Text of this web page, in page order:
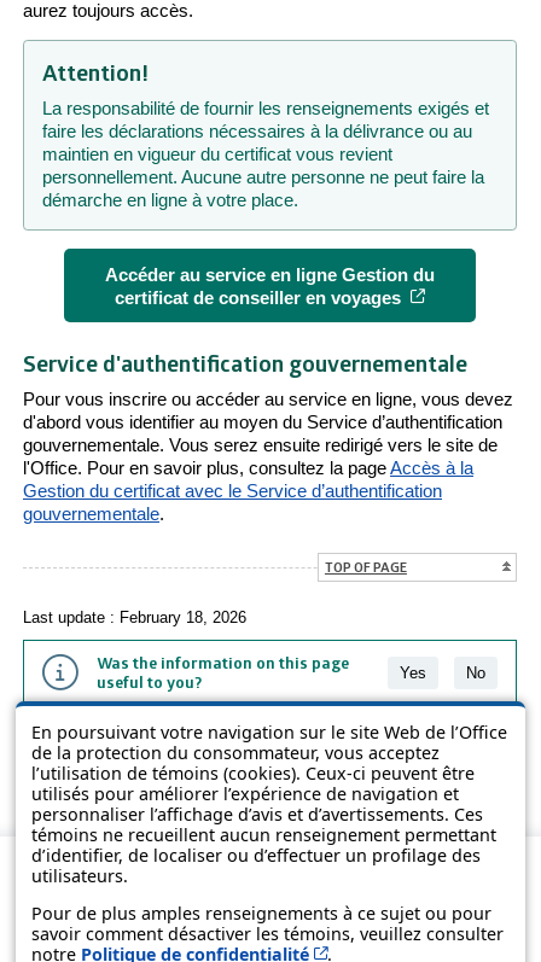
En poursuivant votre navigation sur le site Web de l’Office
de la protection du consommateur, vous acceptez
l’utilisation de témoins (cookies). Ceux-ci peuvent être
utilisés pour améliorer l’expérience de navigation et
personnaliser l’affichage d’avis et d’avertissements. Ces
témoins ne recueillent aucun renseignement permettant
d’identifier, de localiser ou d’effectuer un profilage des
utilisateurs.
Pour de plus amples renseignements à ce sujet ou pour
savoir comment désactiver les témoins, veuillez consulter
notre Politique de confidentialité Cet hyperlien s’ouvrira
.
aurez toujours accès.
Attention!
La responsabilité de fournir les renseignements exigés et
faire les déclarations nécessaires à la délivrance ou au
maintien en vigueur du certificat vous revient
personnellement. Aucune autre personne ne peut faire la
démarche en ligne à votre place.
Accéder au service en ligne Gestion du
certificat de conseiller en voyages
Cet hyperlien
Service d'authentification gouvernementale
Pour vous inscrire ou accéder au service en ligne, vous devez
d'abord vous identifier au moyen du Service d’authentification
gouvernementale. Vous serez ensuite redirigé vers le site de
l'Office. Pour en savoir plus, consultez la pageAccès à la
Gestion du certificat avec le Service d’authentification
gouvernementale.
TOP OF PAGE
Last update : February 18, 2026
Was the information on this page
useful to you?
Yes No
The information contained on this page is presented in simple terms to
make it easier to understand. It does not replace the texts of the laws
and regulations.